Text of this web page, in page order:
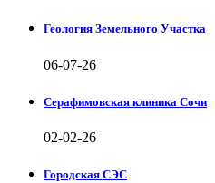
Геология Земельного Участка
06-07-26
Серафимовская клиника Сочи
02-02-26
Городская СЭС